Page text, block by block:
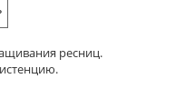
ресниц.